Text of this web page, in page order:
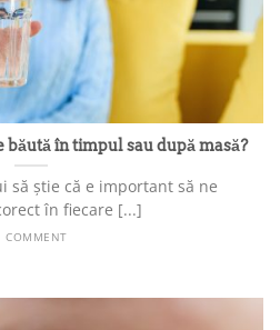
băută în timpul sau după masă?
să știe că e important să ne
în fiecare [...]
COMMENT